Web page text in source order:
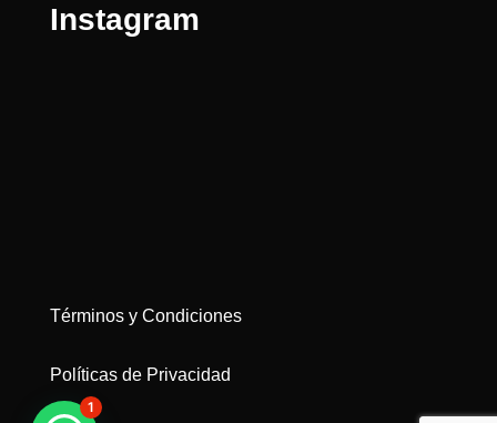
Instagram
Términos y Condiciones
Políticas de Privacidad
1